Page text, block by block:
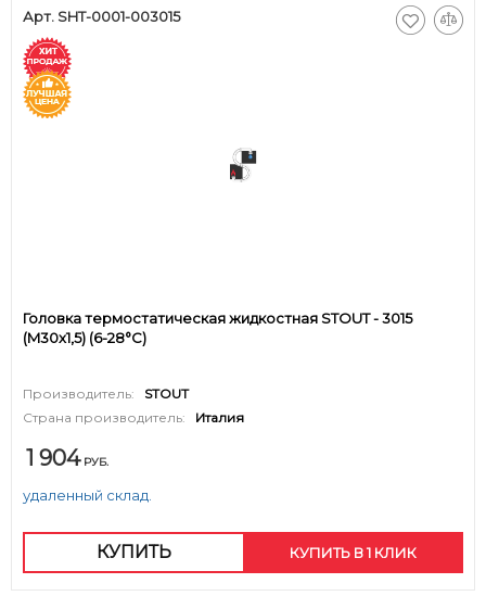
Арт. SHT-0001-003015
Головка термостатическая жидкостная STOUT - 3015
(M30x1,5) (6-28°C)
Производитель:
STOUT
Страна производитель:
Италия
1 904 РУБ.
удаленный склад.
КУПИТЬ КУПИТЬ В 1 КЛИК